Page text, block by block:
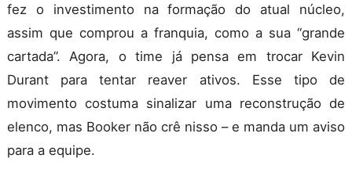
fez o investimento na formação do atual núcleo,
assim que comprou a franquia, como a sua “grande
cartada”. Agora, o time já pensa em trocar Kevin
Durant para tentar reaver ativos. Esse tipo de
movimento costuma sinalizar uma reconstrução de
elenco, mas Booker não crê nisso – e manda um aviso
para a equipe.